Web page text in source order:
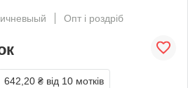
Опт і роздріб
642,20 ₴ від 10 мотків